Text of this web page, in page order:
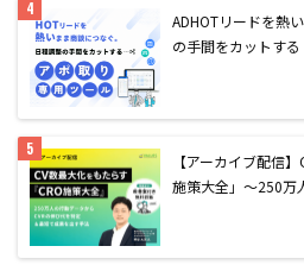
ADHOTリードを熱
の手間をカットす
【アーカイブ配信
施策大全」〜250万